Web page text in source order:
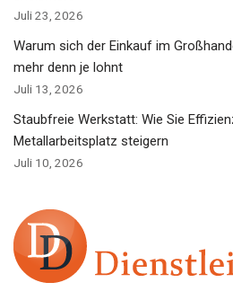
Juli 23, 2026
Warum sich der Einkauf im
mehr denn je lohnt
Juli 13, 2026
Staubfreie Werkstatt: Wie Sie
Metallarbeitsplatz steigern
Juli 10, 2026